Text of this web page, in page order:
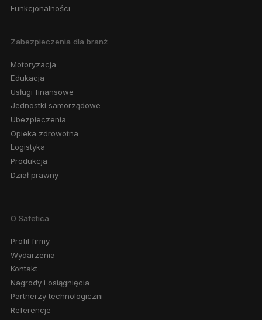
Funkcjonalności
Zabezpieczenia dla branż
Motoryzacja
Edukacja
Usługi finansowe
Jednostki samorządowe
Ubezpieczenia
Opieka zdrowotna
Logistyka
Produkcja
Dział prawny
O Safetica
Profil firmy
Wydarzenia
Kontakt
Nagrody i osiągnięcia
Partnerzy technologiczni
Referencje